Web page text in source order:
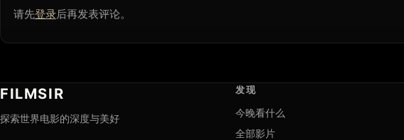
请先登录后再发表评论。
FILMSIR
探索世界电影的深度与美好
发现
今晚看什么
全部影片